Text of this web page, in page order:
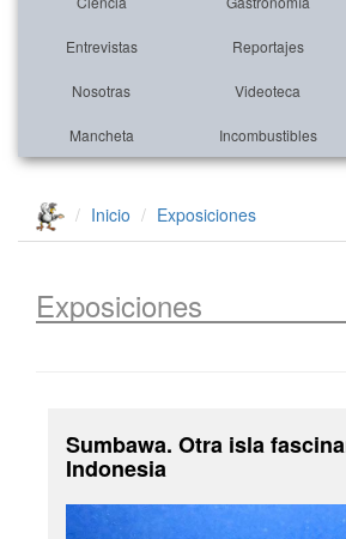
Entrevistas Reportajes
Nosotras Videoteca
Mancheta Incombustibles
Inicio Exposiciones
Exposiciones
Sumbawa. Otra isla
Indonesia